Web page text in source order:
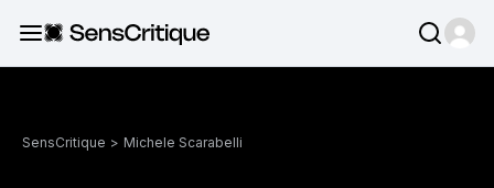
SensCritique > Michele Scarabelli